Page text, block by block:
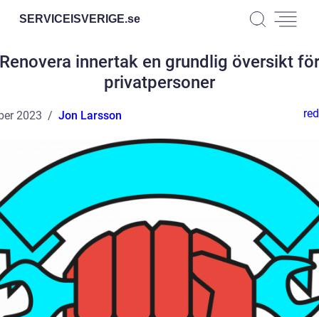
SERVICEISVERIGE.se
Renovera innertak en grundlig översikt för
privatpersoner
2023 Jon Larsson